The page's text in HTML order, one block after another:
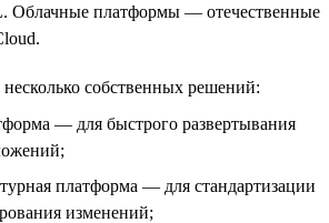
Облачные платформы — отечественные
несколько собственных решений:
— для быстрого развертывания
платформа — для стандартизации
изменений;